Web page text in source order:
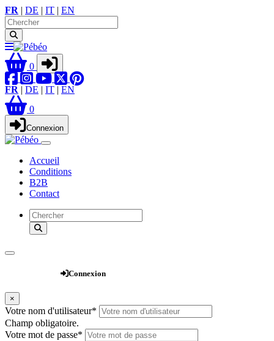
FR | DE | IT | EN
0
FR | DE | IT | EN
0
Connexion
Accueil
Conditions
B2B
Contact
Connexion
×
Votre nom d'utilisateur*
Champ obligatoire.
Votre mot de passe*